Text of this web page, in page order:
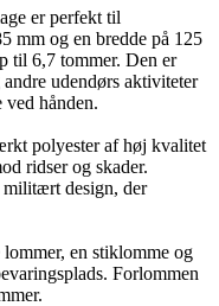
er perfekt til
mm og en bredde på 125
til 6,7 tommer. Den er
udendørs aktiviteter
hånden.
polyester af høj kvalitet
ridser og skader.
design, der
en stiklomme og
Forlommen